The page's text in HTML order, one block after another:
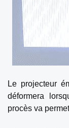
Le projecteur
déformera
procès va